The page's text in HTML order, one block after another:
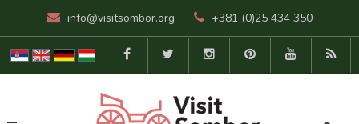
info@visitsombor.org +381 (0)25 434 350